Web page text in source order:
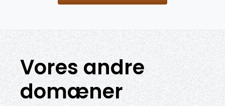
Vores andre
domæner